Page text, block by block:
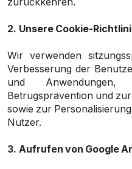
2. Unsere Cookie-
Wir verwenden
Verbesserung der
und
Betrugsprävention und
sowie zur
Nutzer.
3. Aufrufen von Google